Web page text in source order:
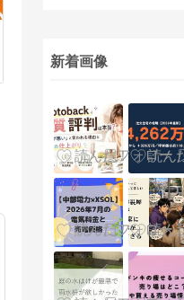
新着画像